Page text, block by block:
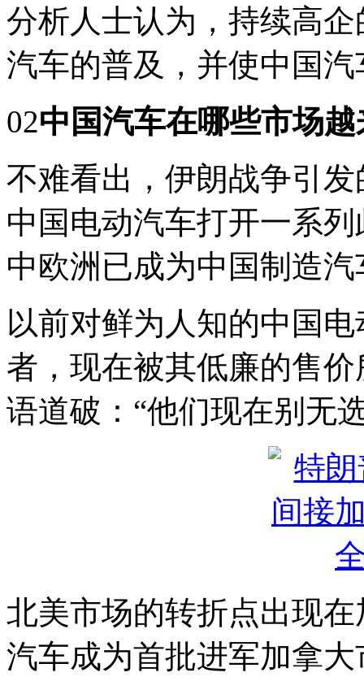
分析人士认为，持续高
汽车的普及，并使中国
02中国汽车在哪些市场
不难看出，伊朗战争引
中国电动汽车打开一系
中欧洲已成为中国制造
以前对鲜为人知的中国
者，现在被其低廉的售
语道破：“他们现在别无
北美市场的转折点出现
汽车成为首批进军加拿